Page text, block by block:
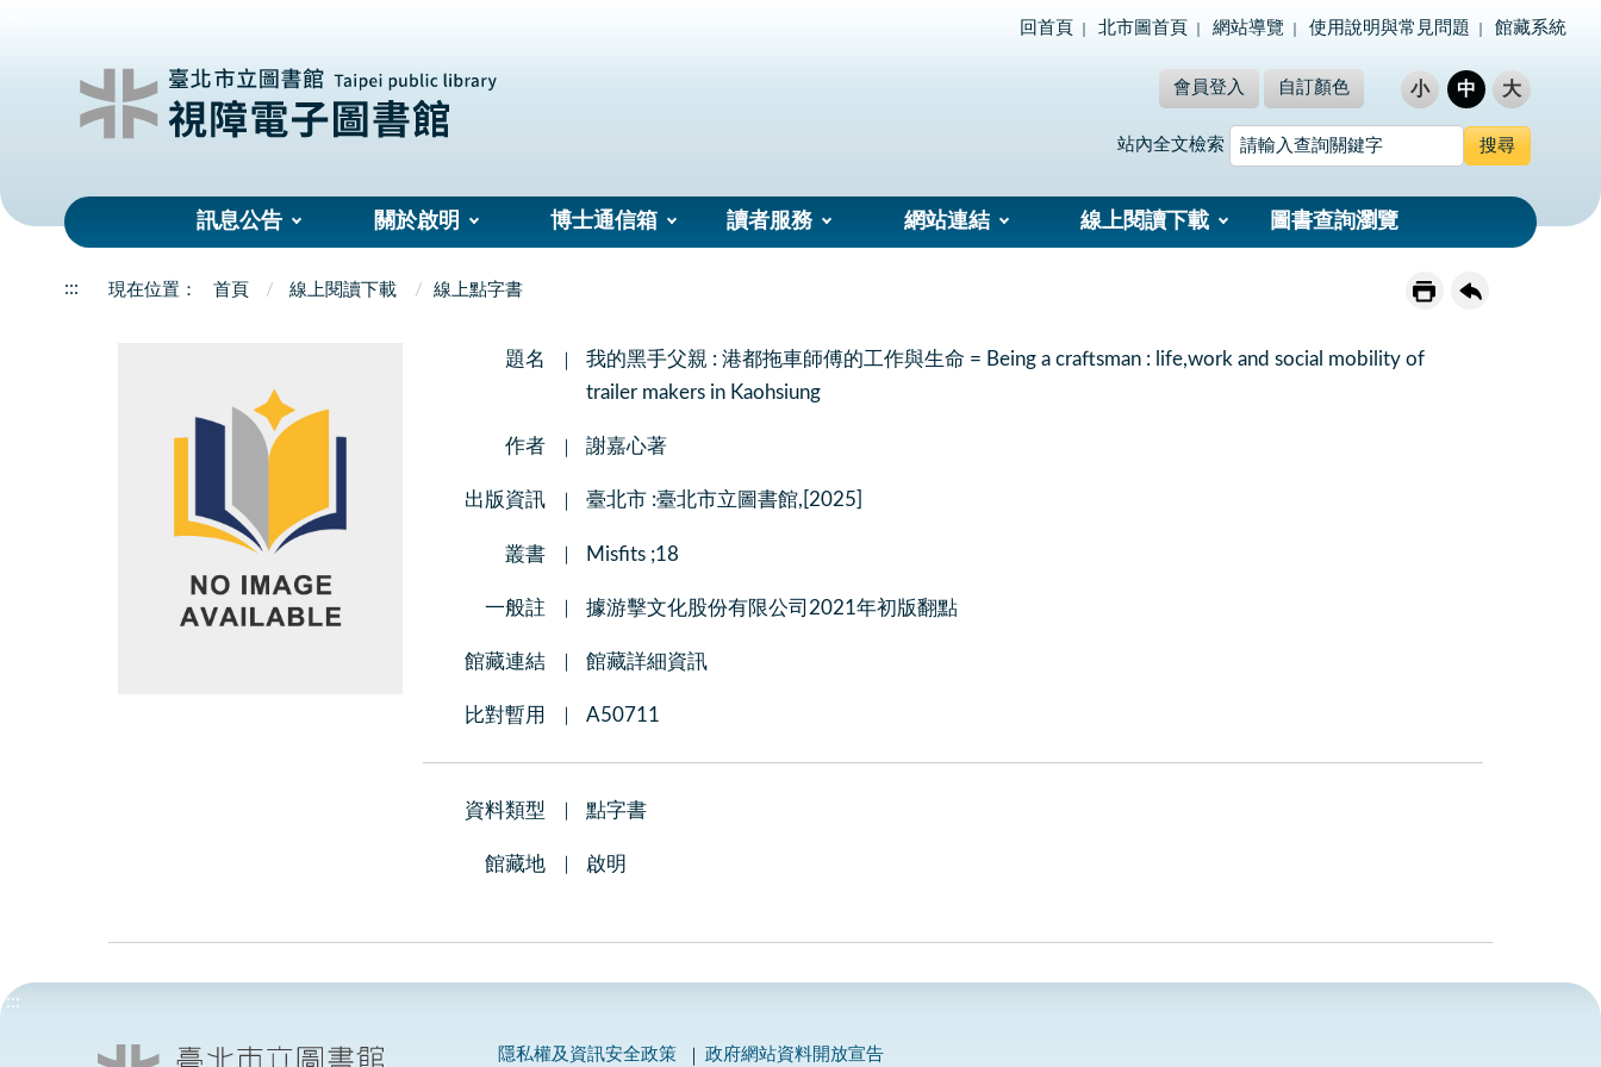
回首頁 北市圖首頁 網站導覽 使用說明與常見問題 館藏系統
會員登入 自訂顏色 小 中 大
站內全文檢索
訊息公告 關於啟明 博士通信箱 讀者服務 網站連結 線上閱讀下載 圖書查詢瀏覽
::: 首頁 線上閱讀下載 線上點字書
題名
我的黑手父親 : 港都拖車師傅的工作與生命 = Being a craftsman : life,work and social mobility of
trailer makers in Kaohsiung
作者 謝嘉心著
出版資訊 臺北市 :臺北市立圖書館,[2025]
叢書 Misfits ;18
一般註 據游擊文化股份有限公司2021年初版翻點
館藏連結 館藏詳細資訊
比對暫用 A50711
資料類型 點字書
館藏地 啟明
:::
隱私權及資訊安全政策 政府網站資料開放宣告